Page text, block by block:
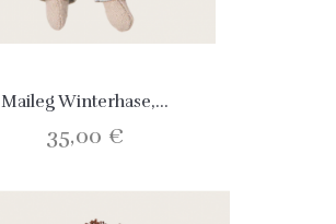
Maileg Winterhase,...
35,00 €